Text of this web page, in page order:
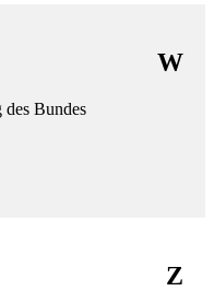
W
Bundes
Z